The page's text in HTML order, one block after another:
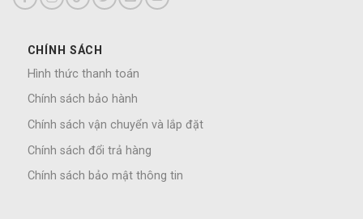
CHÍNH SÁCH
Hình thức thanh toán
Chính sách bảo hành
Chính sách vận chuyển và lắp đặt
Chính sách đổi trả hàng
Chính sách bảo mật thông tin